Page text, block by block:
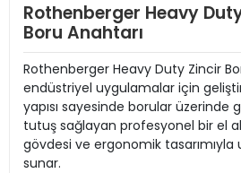
Rothenberger Heavy
Boru Anahtarı
Rothenberger Heavy Duty Zincir
endüstriyel uygulamalar için
yapısı sayesinde borular üzerinde
tutuş sağlayan profesyonel bir el
gövdesi ve ergonomik tasarımıyla
sunar.